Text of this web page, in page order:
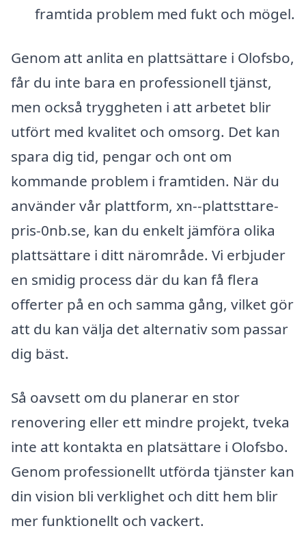
framtida problem med fukt och mögel.
Genom att anlita en plattsättare i Olofsbo,
får du inte bara en professionell tjänst,
men också tryggheten i att arbetet blir
utfört med kvalitet och omsorg. Det kan
spara dig tid, pengar och ont om
kommande problem i framtiden. När du
använder vår plattform, xn--plattsttare-
pris-0nb.se, kan du enkelt jämföra olika
plattsättare i ditt närområde. Vi erbjuder
en smidig process där du kan få flera
offerter på en och samma gång, vilket gör
att du kan välja det alternativ som passar
dig bäst.
Så oavsett om du planerar en stor
renovering eller ett mindre projekt, tveka
inte att kontakta en platsättare i Olofsbo.
Genom professionellt utförda tjänster kan
din vision bli verklighet och ditt hem blir
mer funktionellt och vackert.